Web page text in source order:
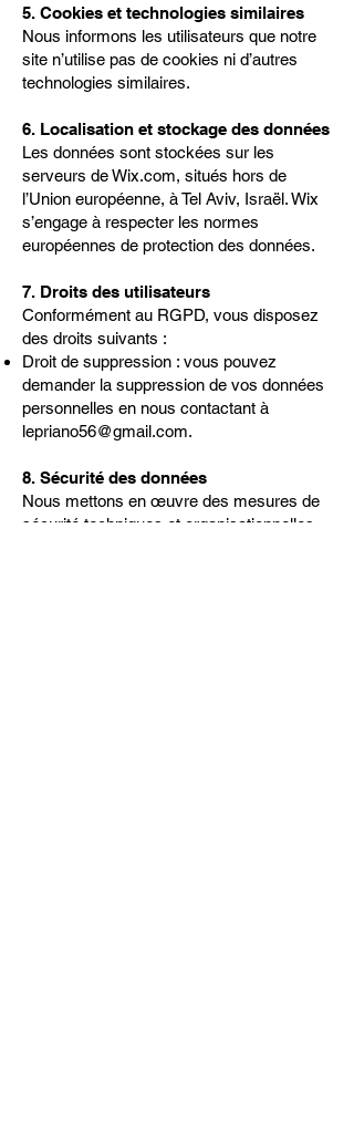
5. Cookies et technologies similaires
Nous informons les utilisateurs que notre
site n’utilise pas de cookies ni d’autres
technologies similaires.
6. Localisation et stockage des données
Les données sont stockées sur les
serveurs de Wix.com, situés hors de
l’Union européenne, à Tel Aviv, Israël. Wix
s’engage à respecter les normes
européennes de protection des données.
7. Droits des utilisateurs
Conformément au RGPD, vous disposez
des droits suivants :
Droit de suppression : vous pouvez
demander la suppression de vos données
personnelles en nous contactant à
lepriano56@gmail.com.
8. Sécurité des données
Nous mettons en œuvre des mesures de
sécurité techniques et organisationnelles